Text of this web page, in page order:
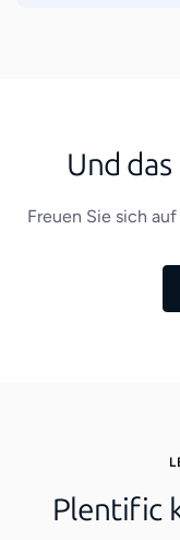
Und
Freuen Sie sich
Plentific